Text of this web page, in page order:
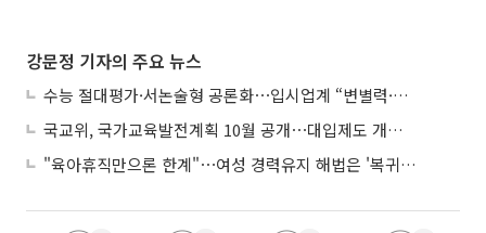
강문정 기자의 주요 뉴스
수능 절대평가·서논술형 공론화⋯입시업계 “변별력·사교육 대책 먼저”
국교위, 국가교육발전계획 10월 공개⋯대입제도 개편 공론화 추진
"육아휴직만으론 한계"⋯여성 경력유지 해법은 '복귀 후 유연근무’